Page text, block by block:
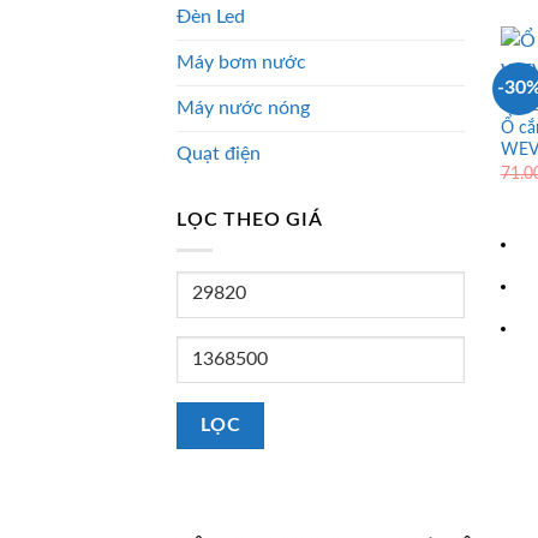
Đèn Led
Máy bơm nước
Máy nước nóng
Quạt điện
LỌC THEO GIÁ
Giá
thiểu
Giá
đa
LỌC
-
Ổ